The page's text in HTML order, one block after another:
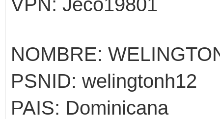
VPN: Jeco19801
NOMBRE:
PSNID: welingtonh12
PAIS: Dominicana